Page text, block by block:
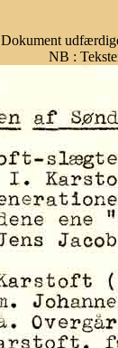
Dokument
NB :